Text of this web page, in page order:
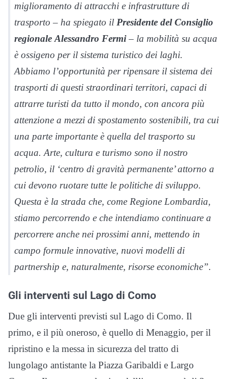
miglioramento di attracchi e infrastrutture di
trasporto – ha spiegato il Presidente del Consiglio
regionale Alessandro Fermi– la mobilità su acqua
è ossigeno per il sistema turistico dei laghi.
Abbiamo l’opportunità per ripensare il sistema dei
trasporti di questi straordinari territori, capaci di
attrarre turisti da tutto il mondo, con ancora più
attenzione a mezzi di spostamento sostenibili, tra cui
una parte importante è quella del trasporto su
acqua. Arte, cultura e turismo sono il nostro
petrolio, il ‘centro di gravità permanente’ attorno a
cui devono ruotare tutte le politiche di sviluppo.
Questa è la strada che, come Regione Lombardia,
stiamo percorrendo e che intendiamo continuare a
percorrere anche nei prossimi anni, mettendo in
campo formule innovative, nuovi modelli di
partnership e, naturalmente, risorse economiche”.
Gli interventi sul Lago di Como
Due gli interventi previsti sul Lago di Como. Il
primo, e il più oneroso, è quello di Menaggio, per il
ripristino e la messa in sicurezza del tratto di
lungolago antistante la Piazza Garibaldi e Largo